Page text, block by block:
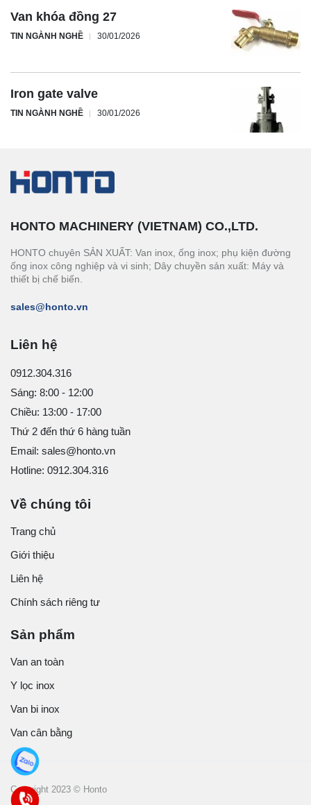
Van khóa đồng 27
TIN NGÀNH NGHỀ 30/01/2026
Iron gate valve
TIN NGÀNH NGHỀ 30/01/2026
HONTO MACHINERY (VIETNAM) CO.,LTD.
HONTO chuyên SẢN XUẤT: Van inox, ống inox; phụ kiện đường
ống inox công nghiệp và vi sinh; Dây chuyền sản xuất: Máy và
thiết bị chế biến.
sales@honto.vn
Liên hệ
0912.304.316
Sáng: 8:00 - 12:00
Chiều: 13:00 - 17:00
Thứ 2 đến thứ 6 hàng tuần
Email: sales@honto.vn
Hotline: 0912.304.316
Về chúng tôi
Trang chủ
Giới thiệu
Liên hệ
Chính sách riêng tư
Sản phẩm
Van an toàn
Y lọc inox
Van bi inox
Van cân bằng
Copyright 2023 © Honto